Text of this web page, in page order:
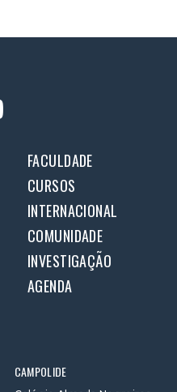
FACULDADE
CURSOS
INTERNACIONAL
COMUNIDADE
INVESTIGAÇÃO
AGENDA
CAMPOLIDE